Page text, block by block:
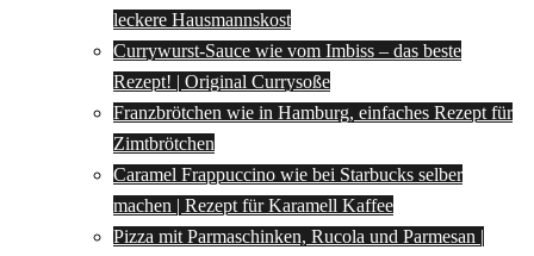
leckere Hausmannskost
Currywurst-Sauce wie vom Imbiss – das beste
Rezept! | Original Currysoße
Franzbrötchen wie in Hamburg, einfaches Rezept für
Zimtbrötchen
Caramel Frappuccino wie bei Starbucks selber
machen | Rezept für Karamell Kaffee
Pizza mit Parmaschinken, Rucola und Parmesan |